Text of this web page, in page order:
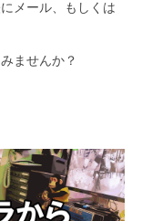
メール、もしくは
ませんか？